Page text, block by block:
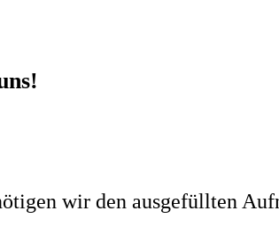
wir den ausgefüllten